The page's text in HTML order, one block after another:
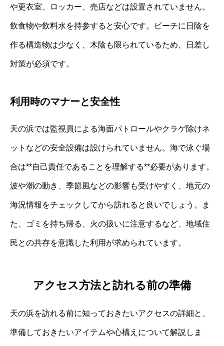
や更衣室、ロッカー、売店などは設置されていません。
飲食物や飲料水を持参すると安心です。ビーチに日陰を
作る構造物は少なく、木陰も限られているため、日差し
対策が必須です。
利用時のマナーと安全性
天の浜では監視員による海面パトロールやクラゲ除けネ
ットなどの安全設備は設けられていません。海で泳ぐ場
合は**自己責任であることを理解する**必要があります。
波や潮の動き、季節風などの影響も受けやすく、地元の
海況情報をチェックしてから訪れると良いでしょう。ま
た、ゴミを持ち帰る、火の扱いに注意するなど、地域住
民との共存を意識した利用が求められています。
アクセス方法と訪れる前の準備
天の浜を訪れる前に知っておきたいアクセスの詳細と、
準備しておきたいアイテムや心構えについて解説しま